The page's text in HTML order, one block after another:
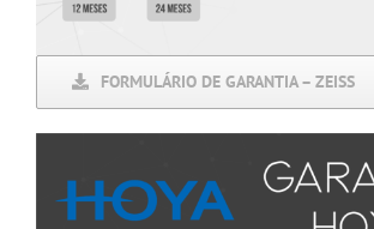
FORMULÁRIO DE GARANTIA – ZEISS